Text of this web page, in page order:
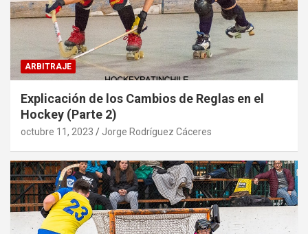
ARBITRAJE
Explicación de los Cambios de Reglas en el
Hockey (Parte 2)
octubre 11, 2023 Jorge Rodríguez Cáceres